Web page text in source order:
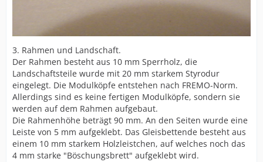
3. Rahmen und Landschaft.
Der Rahmen besteht aus 10 mm Sperrholz, die
Landschaftsteile wurde mit 20 mm starkem Styrodur
eingelegt. Die Modulköpfe entstehen nach FREMO-Norm.
Allerdings sind es keine fertigen Modulköpfe, sondern sie
werden auf dem Rahmen aufgebaut.
Die Rahmenhöhe beträgt 90 mm. An den Seiten wurde eine
Leiste von 5 mm aufgeklebt. Das Gleisbettende besteht aus
einem 10 mm starkem Holzleistchen, auf welches noch das
4 mm starke "Böschungsbrett" aufgeklebt wird.